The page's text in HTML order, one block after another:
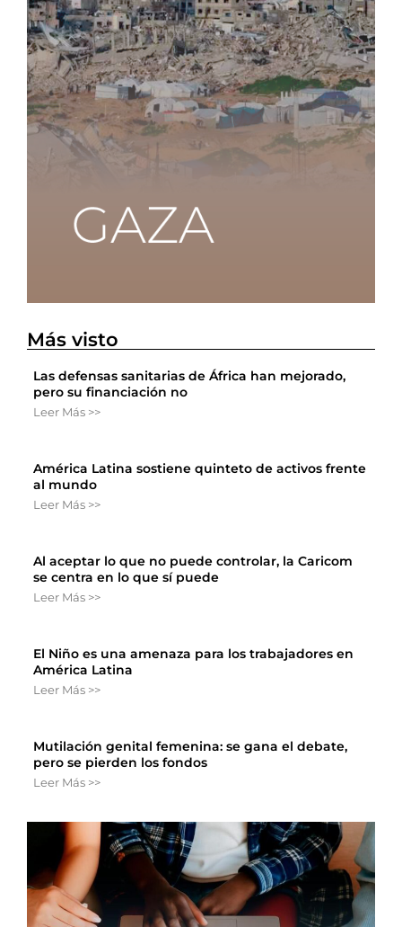
Más visto
Las defensas sanitarias de África han mejorado,
pero su financiación no
Leer Más >>
América Latina sostiene quinteto de activos frente
al mundo
Leer Más >>
Al aceptar lo que no puede controlar, la Caricom
se centra en lo que sí puede
Leer Más >>
El Niño es una amenaza para los trabajadores en
América Latina
Leer Más >>
Mutilación genital femenina: se gana el debate,
pero se pierden los fondos
Leer Más >>